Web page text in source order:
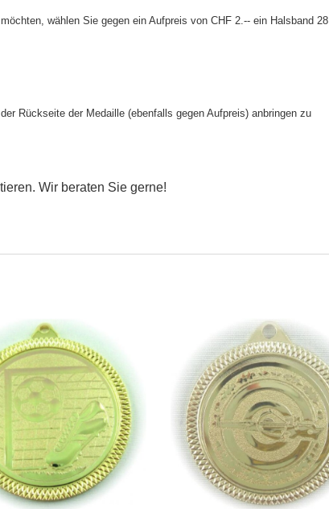
wählen Sie gegen ein Aufpreis von CHF 2.-- ein Halsband 28
Rückseite der Medaille (ebenfalls gegen Aufpreis) anbringen zu
Wir beraten Sie gerne!